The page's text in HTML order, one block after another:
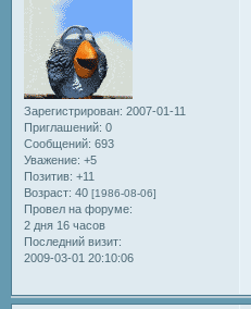
Зарегистрирован: 2007-01-11
Приглашений: 0
Сообщений: 693
Уважение: +5
Позитив: +11
Возраст: 40 [1986-08-06]
Провел на форуме:
2 дня 16 часов
Последний визит:
2009-03-01 20:10:06